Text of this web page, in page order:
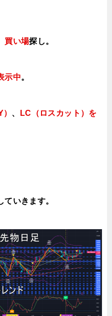
買い場探し。
示中。
、
LC（ロスカット）を
ていき ます。